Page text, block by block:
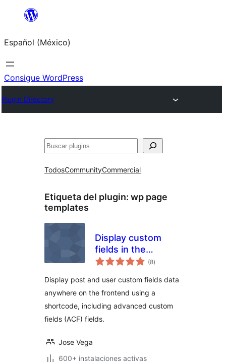
Saltar
contenido
Español (México)
Consigue WordPress
Plugin Directory
Buscar
TodosCommunityCommercial
Etiqueta del plugin: wp page
templates
Display custom
fields in the
frontend – Post and
(8total
de
)
Display post and user custom fields data
anywhere on the frontend using a
shortcode, including advanced custom
fields (ACF) fields.
Jose Vega
600+ instalaciones activas